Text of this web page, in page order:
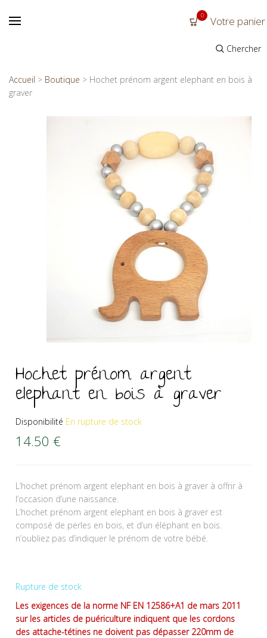
0 Votre panier
Chercher
Accueil > Boutique > Hochet prénom argent elephant en bois à
graver
Hochet prénom argent
elephant en bois à graver
Disponibilité En rupture de stock
14.50 €
L’hochet prénom argent elephant en bois à graver à offrir à
l’occasion d’une naissance.
L’hochet prénom argent elephant en bois à graver est
composé de perles en bois, et d’un éléphant en bois.
n’oubliez pas d’indiquer le prénom de votre bébé.
Rupture de stock
Les exigences de la norme NF EN 12586+A1 de mars 2011
sur les articles de puériculture indiquent que les cordons
des attache-tétines ne doivent pas dépasser 220mm de